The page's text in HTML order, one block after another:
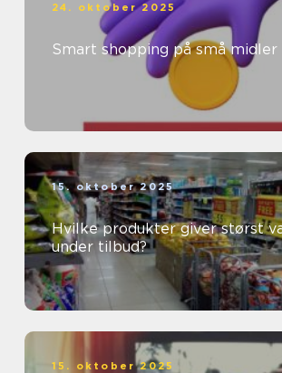
24. oktober 2025
Smart shopping på små midler
15. oktober 2025
Hvilke produkter giver størst
under tilbud?
15. oktober 2025